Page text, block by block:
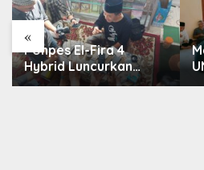
«
Ponpes El-Fira 4
Hybrid Luncurkan
Program JunioSmart,